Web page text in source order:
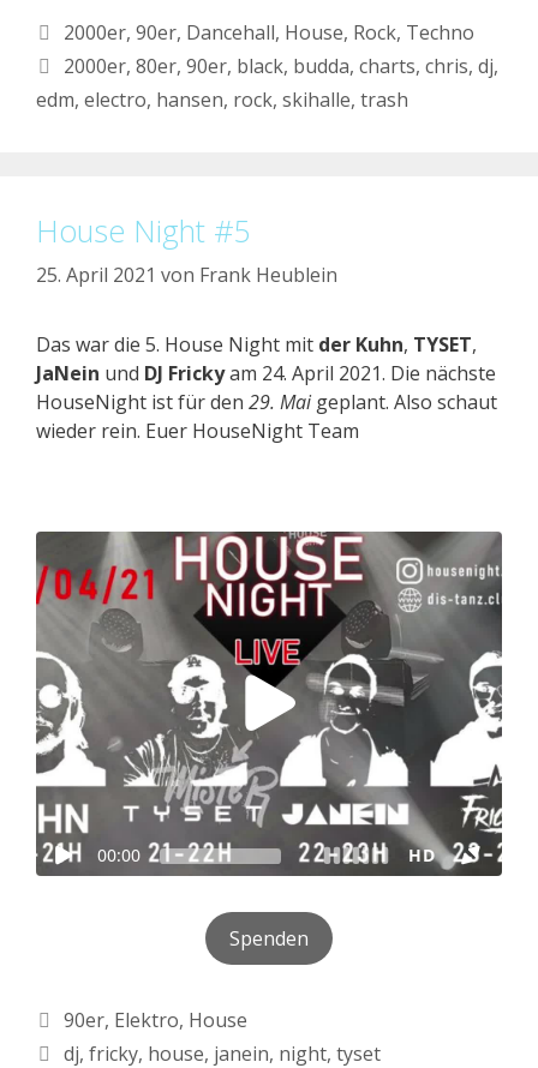
Kategorien
2000er, 90er, Dancehall, House, Rock, Techno
Schlagwörter
2000er, 80er, 90er, black, budda, charts, chris, dj,
edm, electro, hansen, rock, skihalle, trash
House Night #5
25. April 2021 von Frank Heublein
Das war die 5. House Night mit der Kuhn, TYSET,
JaNein und DJ Frickyam 24. April 2021. Die nächste
HouseNight ist für den 29. Maigeplant. Also schaut
wieder rein. Euer HouseNight Team
Spenden
Kategorien
90er, Elektro, House
Schlagwörter
dj, fricky, house, janein, night, tyset